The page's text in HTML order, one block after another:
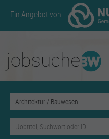
Ein Angebot von